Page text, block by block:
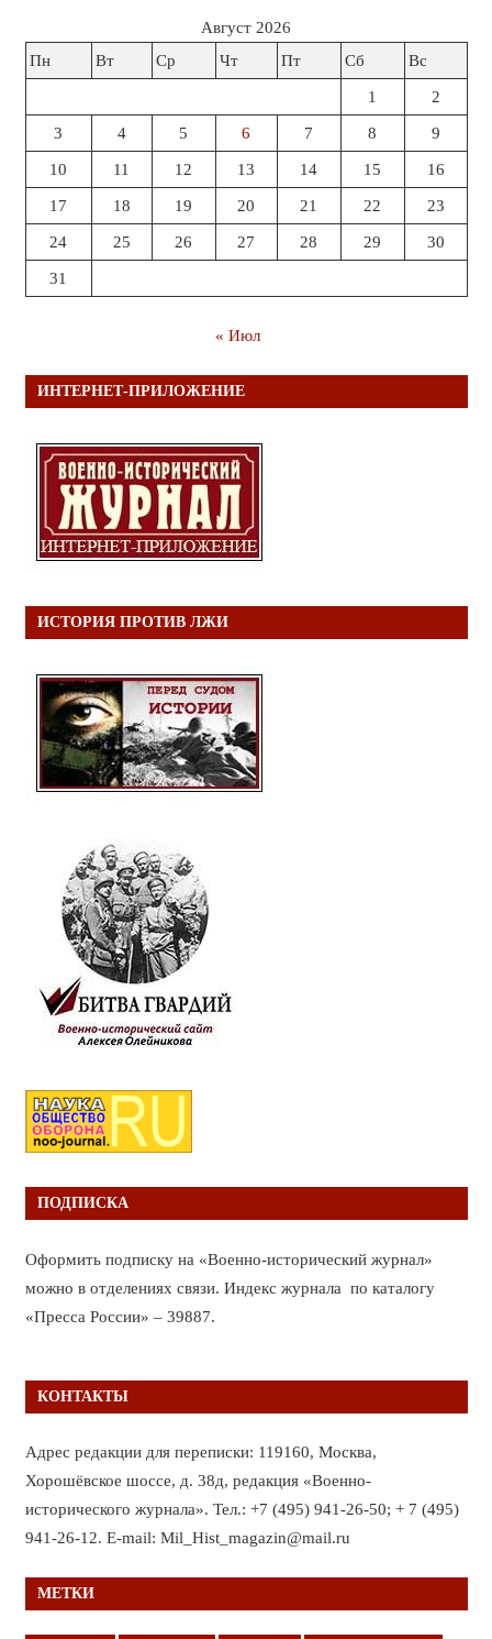
Август 2026
Пн
Вт Ср Чт Пт Сб Вс
1 2
3 4 5 6 7 8 9
10 11 12 13 14 15 16
17 18 19 20 21 22 23
24 25 26 27 28 29 30
31
« Июл
ИНТЕРНЕТ-ПРИЛОЖЕНИЕ
ИСТОРИЯ ПРОТИВ ЛЖИ
ПОДПИСКА
Оформить подписку на «Военно-исторический журнал»
можно в отделениях связи. Индекс журнала по каталогу
«Пресса России» – 39887.
КОНТАКТЫ
Адрес редакции для переписки: 119160, Москва,
Хорошёвское шоссе, д. 38д, редакция «Военно-
исторического журнала». Тел.: +7 (495) 941-26-50; + 7 (495)
941-26-12. E-mail: Mil_Hist_magazin@mail.ru
МЕТКИ